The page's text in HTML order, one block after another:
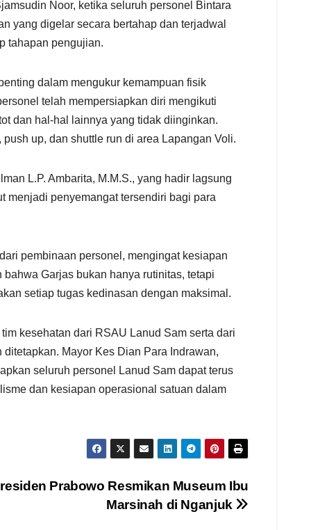
Noor, ketika seluruh personel Bintara
yang digelar secara bertahap dan terjadwal
tahapan pengujian.
dalam mengukur kemampuan fisik
telah mempersiapkan diri mengikuti
dan hal-hal lainnya yang tidak diinginkan.
up, dan shuttle run di area Lapangan Voli.
L.P. Ambarita, M.M.S., yang hadir lagsung
menjadi penyemangat tersendiri bagi para
pembinaan personel, mengingat kesiapan
Garjas bukan hanya rutinitas, tetapi
setiap tugas kedinasan dengan maksimal.
kesehatan dari RSAU Lanud Sam serta dari
Mayor Kes Dian Para Indrawan,
seluruh personel Lanud Sam dapat terus
dan kesiapan operasional satuan dalam
Prabowo Resmikan Museum Ibu
Marsinah di Nganjuk